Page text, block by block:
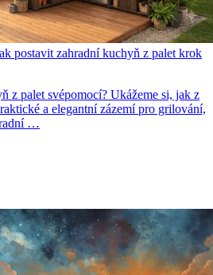
postavit zahradní kuchyň z palet krok
z palet svépomocí? Ukážeme si, jak z
a elegantní zázemí pro grilování,
…